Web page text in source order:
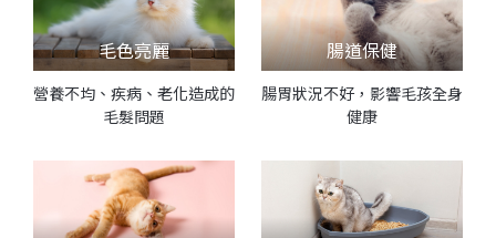
毛色亮麗
營養不均、疾病、老化造成的
毛髮問題
腸道保健
腸胃狀況不好，影響毛孩全身
健康